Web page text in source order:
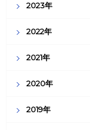
2023年
2022年
2021年
2020年
2019年